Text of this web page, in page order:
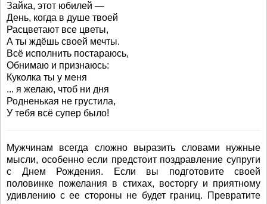
Зайка, этот юбилей —
День, когда в душе твоей
Расцветают все цветы,
А ты ждёшь своей мечты.
Всё исполнить постараюсь,
Обнимаю и признаюсь:
Куколка ты у меня
... я желаю, чтоб ни дня
Родненькая не грустила,
У тебя всё супер было!
Мужчинам всегда сложно выразить словами нужные
мысли, особенно если предстоит поздравление супруги
с Днем Рождения. Если вы подготовите своей
половинке пожелания в стихах, восторгу и приятному
удивлению с ее стороны не будет границ. Превратите